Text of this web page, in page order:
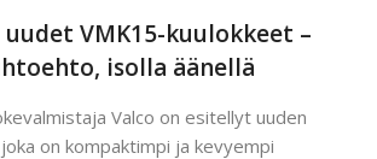
VMK15-kuulokkeet –
isolla äänellä
Valco on esitellyt uuden
on kompaktimpi ja kevyempi